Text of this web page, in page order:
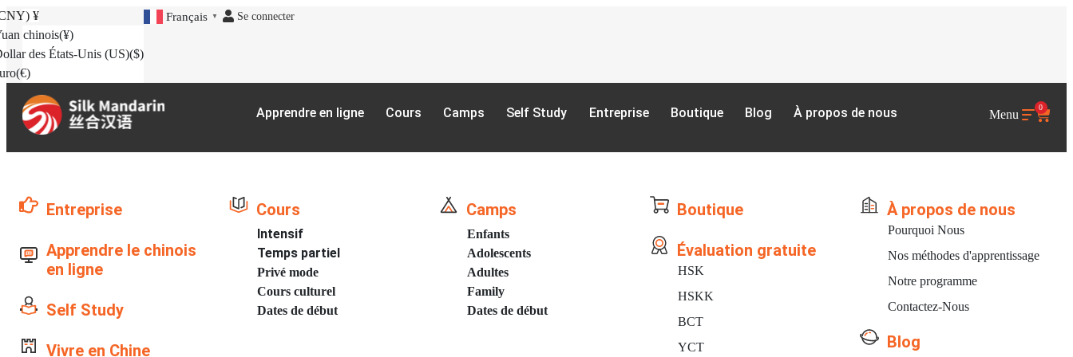
¥
chinois(¥)
des États-Unis (US)($)
(€)
Français ▼ Se connecter
Apprendre en ligne Cours Camps Self Study Entreprise Boutique Blog À propos de nous Menu
0
Entreprise
Apprendre le chinois
en ligne
Self Study
Vivre en Chine
Cours
Intensif
Temps partiel
Privé mode
Cours culturel
Dates de début
Camps
Enfants
Adolescents
Adultes
Family
Dates de début
Boutique
Évaluation gratuite
HSK
HSKK
BCT
YCT
À propos de nous
Pourquoi Nous
Nos méthodes d'apprentissage
Notre programme
Contactez-Nous
Blog